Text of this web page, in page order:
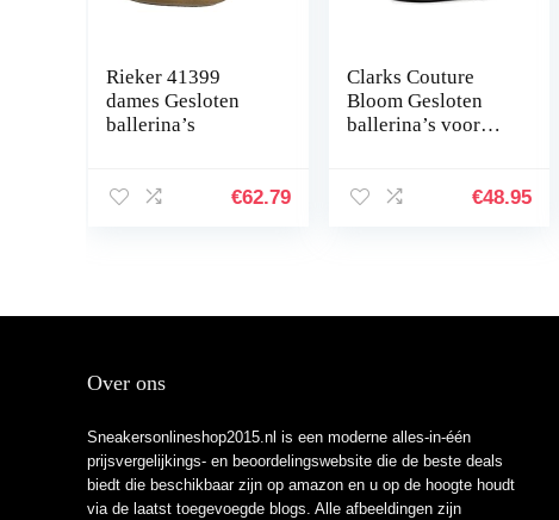
Rieker 41399
dames Gesloten
ballerina’s
€62.79
Clarks Couture
Bloom Gesloten
ballerina’s voor
€48.95
Over ons
Sneakersonlineshop2015.nl is een moderne alles-in-één
prijsvergelijkings- en beoordelingswebsite die de beste deals
biedt die beschikbaar zijn op amazon en u op de hoogte houdt
via de laatst toegevoegde blogs. Alle afbeeldingen zijn